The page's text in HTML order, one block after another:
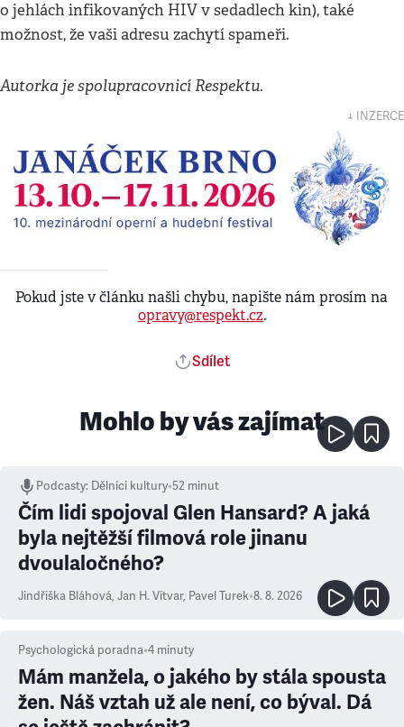
o jehlách infikovaných HIV v sedadlech kin), také
možnost, že vaši adresu zachytí spameři.
Autorka je spolupracovnicí Respektu.
↓ INZERCE
Pokud jste v článku našli chybu, napište nám prosím na
opravy@respekt.cz.
Sdílet
Mohlo by vás zajímat
Podcasty: Dělníci kultury•52 minut
Čím lidi spojoval Glen Hansard? A jaká
byla nejtěžší filmová role jinanu
dvoulaločného?
Jindřiška Bláhová, Jan H. Vitvar, Pavel Turek•8. 8. 2026
Psychologická poradna•4 minuty
Mám manžela, o jakého by stála spousta
žen. Náš vztah už ale není, co býval. Dá